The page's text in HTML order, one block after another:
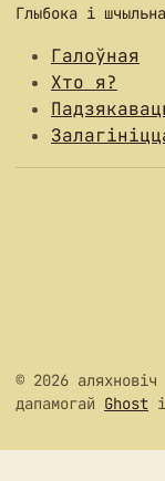
Глыбока і
Галоўная
Хто я?
© 2026 аляхновіч
дапамогай Ghost і